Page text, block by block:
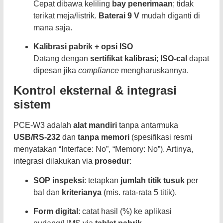
Cepat dibawa keliling bay penerimaan; tidak
terikat meja/listrik. Baterai 9 V mudah diganti di
mana saja.
Kalibrasi pabrik + opsi ISO
Datang dengan sertifikat kalibrasi; ISO-cal dapat
dipesan jika compliance mengharuskannya.
Kontrol eksternal & integrasi
sistem
PCE-W3 adalah alat mandiri tanpa antarmuka
USB/RS-232 dan tanpa memori (spesifikasi resmi
menyatakan “Interface: No”, “Memory: No”). Artinya,
integrasi dilakukan via prosedur:
SOP inspeksi: tetapkan jumlah titik tusuk per
bal dan kriterianya (mis. rata-rata 5 titik).
Form digital : catat hasil (%) ke aplikasi